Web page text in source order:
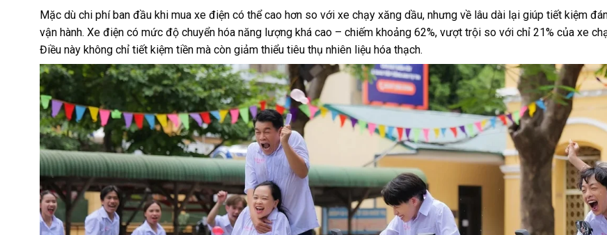
Mặc dù chi phí ban đầu khi mua xe điện có thể cao hơn so với xe chạy xăng dầu, nhưng về lâu dài lại giúp tiết kiệm
vận hành. Xe điện có mức độ chuyển hóa năng lượng khá cao – chiếm khoảng 62%, vượt trội so với chỉ 21% của xe
Điều này không chỉ tiết kiệm tiền mà còn giảm thiểu tiêu thụ nhiên liệu hóa thạch.